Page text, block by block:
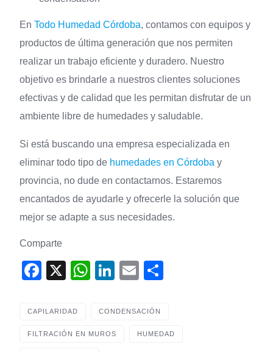
En Todo Humedad Córdoba, contamos con equipos y
productos de última generación que nos permiten
realizar un trabajo eficiente y duradero. Nuestro
objetivo es brindarle a nuestros clientes soluciones
efectivas y de calidad que les permitan disfrutar de un
ambiente libre de humedades y saludable.
Si está buscando una empresa especializada en
eliminar todo tipo de humedades en Córdoba y
provincia, no dude en contactarnos. Estaremos
encantados de ayudarle y ofrecerle la solución que
mejor se adapte a sus necesidades.
Comparte
F
c
e
X
W
at
s
Li
k
e
E
ail
e
CAPILARIDAD CONDENSACIÓN
FILTRACIÓN EN MUROS HUMEDAD